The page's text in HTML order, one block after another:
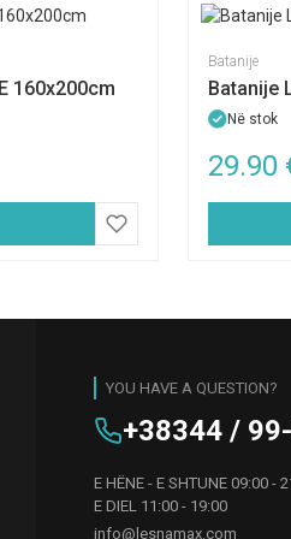
160x200cm
Batanije
Batanije
Në stok
29.90
YOU HAVE A QUESTION?
+38344 /
E HËNE - E SHTUNE 09:00 -
E DIEL 11:00 - 19:00
info@lesnamax.com